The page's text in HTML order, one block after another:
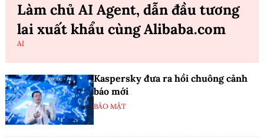
Làm chủ AI Agent, dẫn đầu tương
lai xuất khẩu cùng Alibaba.com
AI
Kaspersky đưa ra hồi chuông cảnh
báo mới
BẢO MẬT